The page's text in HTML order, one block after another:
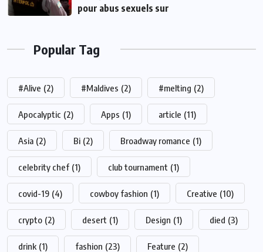
pour abus sexuels sur
Popular Tag
#Alive (2) #Maldives (2) #melting (2)
Apocalyptic (2) Apps (1) article (11)
Asia (2) Bi (2) Broadway romance (1)
celebrity chef (1) club tournament (1)
covid-19 (4) cowboy fashion (1) Creative (10)
crypto (2) desert (1) Design (1) died (3)
drink (1) fashion (23) Feature (2)